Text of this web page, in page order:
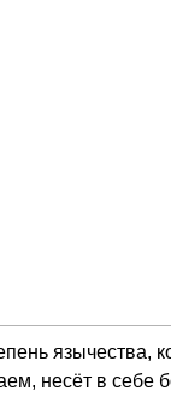
язычества,
несёт в себе